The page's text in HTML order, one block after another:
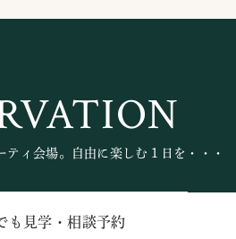
ィ会場。自由に楽しむ１日を・・・
も見学・相談予約